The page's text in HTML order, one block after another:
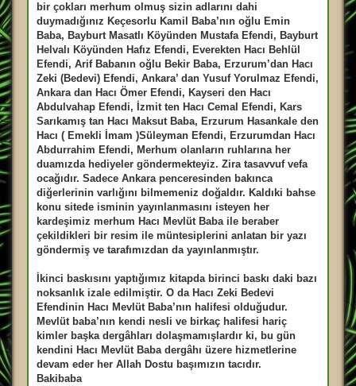
bir çokları merhum olmuş sizin adlarını dahi
duymadığınız Keçesorlu Kamil Baba’nın oğlu Emin
Baba, Bayburt Masatlı Köyünden Mustafa Efendi, Bayburt
Helvalı Köyünden Hafız Efendi, Everekten Hacı Behlül
Efendi, Arif Babanın oğlu Bekir Baba, Erzurum’dan Hacı
Zeki (Bedevi) Efendi, Ankara’ dan Yusuf Yorulmaz Efendi,
Ankara dan Hacı Ömer Efendi, Kayseri den Hacı
Abdulvahap Efendi, İzmit ten Hacı Cemal Efendi, Kars
Sarıkamış tan Hacı Maksut Baba, Erzurum Hasankale den
Hacı ( Emekli İmam )Süleyman Efendi, Erzurumdan Hacı
Abdurrahim Efendi, Merhum olanların ruhlarına her
duamızda hediyeler göndermekteyiz. Zira tasavvuf vefa
ocağıdır. Sadece Ankara penceresinden bakınca
diğerlerinin varlığını bilmemeniz doğaldır. Kaldıki bahse
konu sitede isminin yayınlanmasını isteyen her
kardeşimiz merhum Hacı Mevlüt Baba ile beraber
çekildikleri bir resim ile müntesiplerini anlatan bir yazı
göndermiş ve tarafımızdan da yayınlanmıştır.
İkinci baskısını yaptığımız kitapda birinci baskı daki bazı
noksanlık izale edilmiştir. O da Hacı Zeki Bedevi
Efendinin Hacı Mevlüt Baba’nın halifesi olduğudur.
Mevlüt baba’nın kendi nesli ve birkaç halifesi hariç
kimler başka dergâhları dolaşmamışlardır ki, bu gün
kendini Hacı Mevlüt Baba dergâhı üzere hizmetlerine
devam eder her Allah Dostu başımızın tacıdır.
Bakibaba